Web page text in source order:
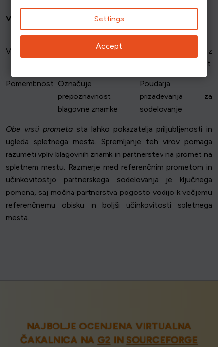
Vir: Neposredni promet
promet
Vstopna točka Neposredni vnos URL
Zunanje povezave z
drugih spletnih mest
Pomembnost Označuje
prepoznavnost
blagovne znamke
Poudarja
prizadevanja za
sodelovanje
Obe vrsti prometa sta lahko pokazatelja priljubljenosti in
ugleda spletnega mesta. Spremljanje teh virov pomaga
razumeti vpliv blagovnih znamk in partnerstev na promet na
spletnem mestu. Razmerje med referenčnim prometom in
učinkovitostjo partnerskega sodelovanja je ključnega
pomena, saj močna partnerstva pogosto vodijo k večjemu
referenčnemu obisku in boljši učinkovitosti spletnega
mesta.
NAJBOLJE OCENJENA VIRTUALNA
ČAKALNICA NA G2 IN SOURCEFORGE
Settings
Accept